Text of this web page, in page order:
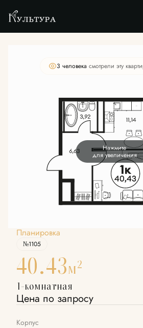
1-комнатная
3 человекa смотрели эту
Нажмите
для увеличения
Планировка
№1105
40.43м2
1-комнатная
Цена по запросу
Корпус